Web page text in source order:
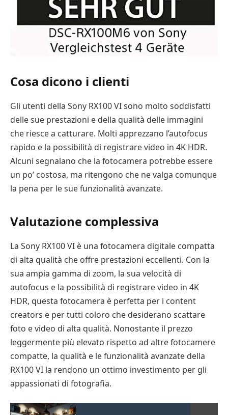
Cosa dicono i clienti
Gli utenti della Sony RX100 VI sono molto soddisfatti
delle sue prestazioni e della qualità delle immagini
che riesce a catturare. Molti apprezzano l’autofocus
rapido e la possibilità di registrare video in 4K HDR.
Alcuni segnalano che la fotocamera potrebbe essere
un po’ costosa, ma ritengono che ne valga comunque
la pena per le sue funzionalità avanzate.
Valutazione complessiva
La Sony RX100 VI è una fotocamera digitale compatta
di alta qualità che offre prestazioni eccellenti. Con la
sua ampia gamma di zoom, la sua velocità di
autofocus e la possibilità di registrare video in 4K
HDR, questa fotocamera è perfetta per i content
creators e per tutti coloro che desiderano scattare
foto e video di alta qualità. Nonostante il prezzo
leggermente più elevato rispetto ad altre fotocamere
compatte, la qualità e le funzionalità avanzate della
RX100 VI la rendono un ottimo investimento per gli
appassionati di fotografia.